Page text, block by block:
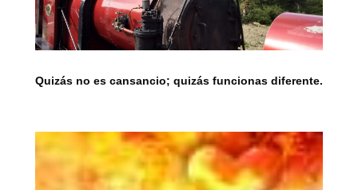
Quizás no es cansancio; quizás funcionas diferente.